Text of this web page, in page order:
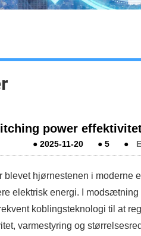
power
●2025-11-20 ●5 ●
blevet hjørnestenen i moderne
elektrisk energi. I
koblingsteknologi til at
varmestyring og